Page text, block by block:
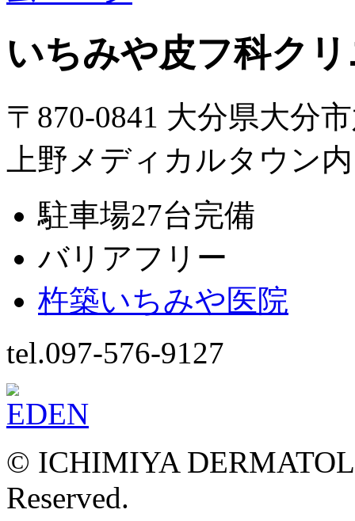
いちみや皮フ科ク
〒870-0841 大分県大分
上野メディカルタウン内
駐車場27台完備
バリアフリー
杵築いちみや医院
tel.097-576-9127
© ICHIMIYA
Reserved.